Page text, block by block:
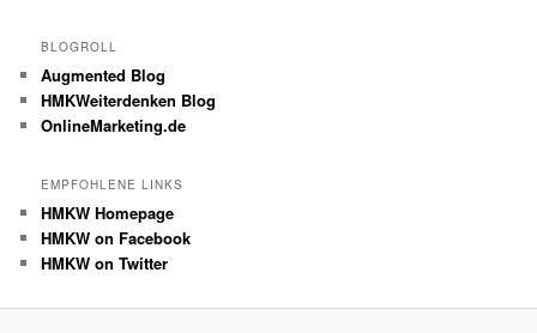
BLOGROLL
Augmented Blog
HMKWeiterdenken Blog
OnlineMarketing.de
EMPFOHLENE LINKS
HMKW Homepage
HMKW on Facebook
HMKW on Twitter